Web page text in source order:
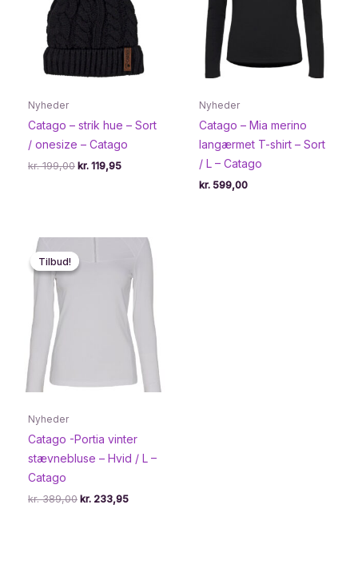
Nyheder
Catago – strik hue – Sort
/ onesize – Catago
kr.199,00 Den
kr. 119,95Den
Nyheder
Catago – Mia merino
langærmet T-shirt – Sort
/ L – Catago
kr. 599,00
Tilbud!
Tilbud!
Nyheder
Catago -Portia vinter
stævnebluse – Hvid / L –
Catago
kr.389,00 Den
kr. 233,95Den